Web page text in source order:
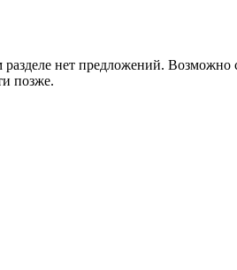
нет предложений. Возможно
позже.